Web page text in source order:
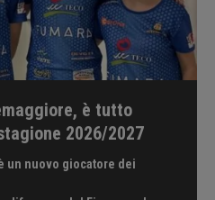
è tutto
2026/2027
un nuovo giocatore dei